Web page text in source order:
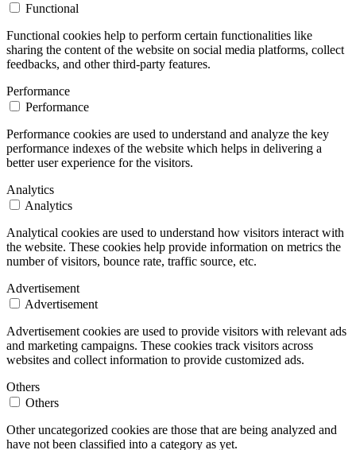
Functional
Functional cookies help to perform certain functionalities like
sharing the content of the website on social media platforms, collect
feedbacks, and other third-party features.
Performance
Performance
Performance cookies are used to understand and analyze the key
performance indexes of the website which helps in delivering a
better user experience for the visitors.
Analytics
Analytics
Analytical cookies are used to understand how visitors interact with
the website. These cookies help provide information on metrics the
number of visitors, bounce rate, traffic source, etc.
Advertisement
Advertisement
Advertisement cookies are used to provide visitors with relevant ads
and marketing campaigns. These cookies track visitors across
websites and collect information to provide customized ads.
Others
Others
Other uncategorized cookies are those that are being analyzed and
have not been classified into a category as yet.